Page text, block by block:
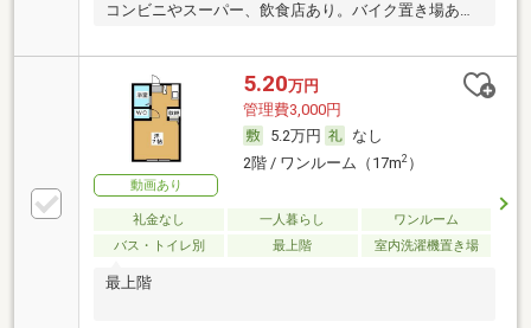
コンビニやスーパー、飲食店あり。バイク置き場あ
動画あり
5.20万円
管理費3,000円
5.2万円
なし
2階 / ワンルーム（17m2）
礼金なし 一人暮らし
ワンルーム
バス・トイレ別
最上階 室内洗濯機置き場
最上階